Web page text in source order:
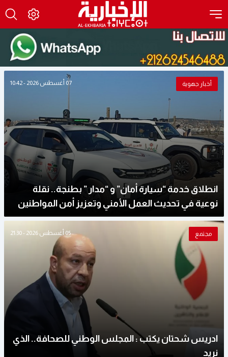
أخبار جهوية 07 أغسطس 2026 - 10:42
انطلاق خدمة “سيارة أمان” و “مدار ” بطنجة.. نقلة
نوعية في تحديث العمل الأمني وتعزيز أمن المواطنين
مجتمع 05 أغسطس 2026 - 21:30
ادريس شحتان يكتب : المجلس الوطني للصحافة.. الذي
نريد